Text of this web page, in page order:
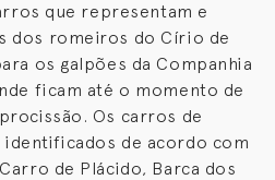
que representam e
dos romeiros do Círio de
os galpões da Companhia
ficam até o momento de
Os carros de
de acordo com
de Plácido, Barca dos